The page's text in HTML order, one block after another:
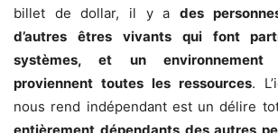
billet de dollar, il y a des
d’autres êtres vivants qui font
systèmes, et un environnement
proviennent toutes les ressources.
nous rend indépendant est un délire